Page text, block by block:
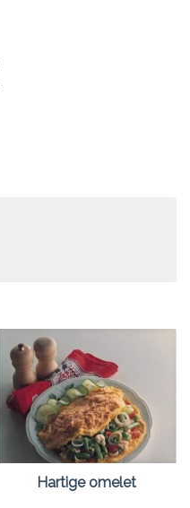
Hartige omelet